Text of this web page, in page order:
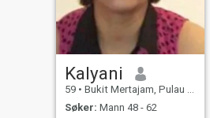
Kalyani
59 • Bukit Mertajam, Pulau Pinang, Malaysia
Søker: Mann 48 - 62